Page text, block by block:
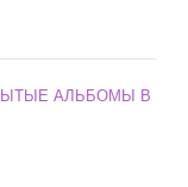
АЛЬБОМЫ В